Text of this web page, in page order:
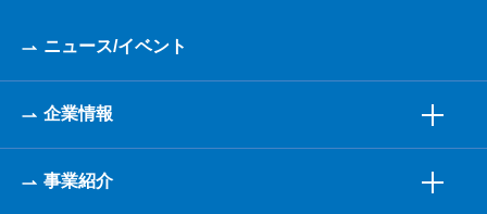
ニュース/イベント
企業情報
事業紹介